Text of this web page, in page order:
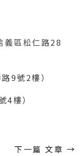
義區松仁路28
9號2樓）
4樓）
下一篇 文章 →